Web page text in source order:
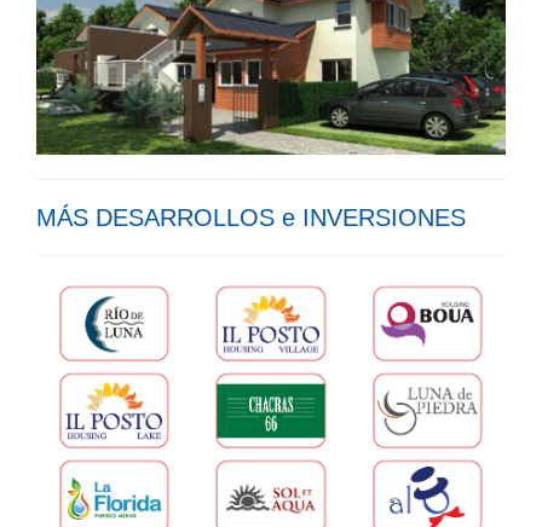
MÁS DESARROLLOS e INVERSIONES